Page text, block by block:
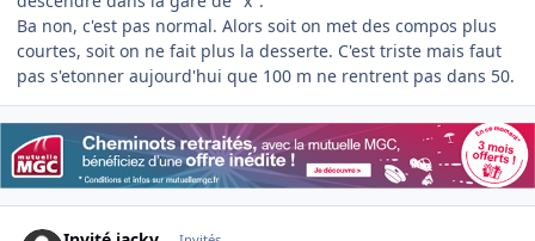
Ba non, c'est pas normal. Alors soit on met des compos plus
courtes, soit on ne fait plus la desserte. C'est triste mais faut
pas s'etonner aujourd'hui que 100 m ne rentrent pas dans 50.